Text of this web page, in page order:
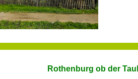
Rothenburg ob der